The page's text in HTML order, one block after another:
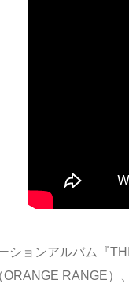
ションアルバム『
ORANGE RANGE）